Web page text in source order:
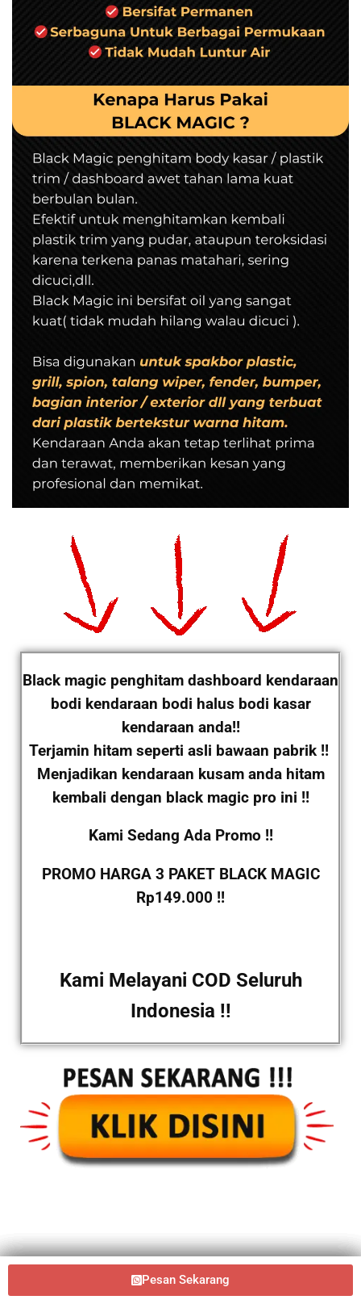
Pesan sekarang
Pesan Sekarang
Black magic penghitam dashboard kendaraan
bodi kendaraan bodi halus bodi kasar
kendaraan anda!!
Terjamin hitam seperti asli bawaan pabrik !!
Menjadikan kendaraan kusam anda hitam
kembali dengan black magic pro ini !!
Kami Sedang Ada Promo !!
PROMO HARGA 3 PAKET BLACK MAGIC
Rp149.000 !!
Kami Melayani COD Seluruh
Indonesia !!
Pesan Sekarang
Pesan Sekarang
Pesan Sekarang